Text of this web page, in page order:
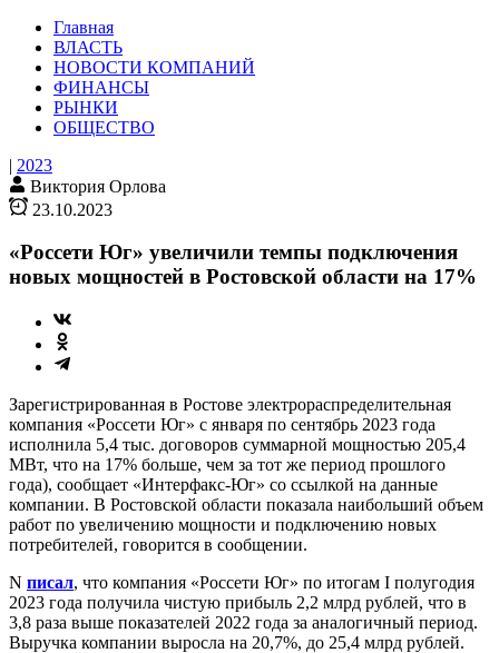
Главная
ВЛАСТЬ
НОВОСТИ КОМПАНИЙ
ФИНАНСЫ
РЫНКИ
ОБЩЕСТВО
| 2023
Виктория Орлова
23.10.2023
«Россети Юг» увеличили темпы подключения
новых мощностей в Ростовской области на 17%
Зарегистрированная в Ростове электрораспределительная
компания «Россети Юг» с января по сентябрь 2023 года
исполнила 5,4 тыс. договоров суммарной мощностью 205,4
МВт, что на 17% больше, чем за тот же период прошлого
года), сообщает «Интерфакс-Юг» со ссылкой на данные
компании. В Ростовской области показала наибольший объем
работ по увеличению мощности и подключению новых
потребителей, говорится в сообщении.
N писал, что компания «Россети Юг» по итогам I полугодия
2023 года получила чистую прибыль 2,2 млрд рублей, что в
3,8 раза выше показателей 2022 года за аналогичный период.
Выручка компании выросла на 20,7%, до 25,4 млрд рублей.